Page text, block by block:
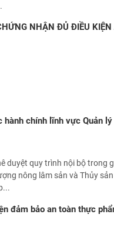
NHẬN ĐỦ ĐIỀU KIỆN
chính lĩnh vực Quản
duyệt quy trình nội bộ trong
nông lâm sản và Thủy
đảm bảo an toàn thực